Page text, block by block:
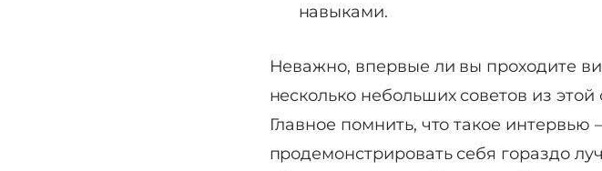
навыками.
Неважно, впервые ли вы проходите
несколько небольших советов из
Главное помнить, что такое
продемонстрировать себя гораздо